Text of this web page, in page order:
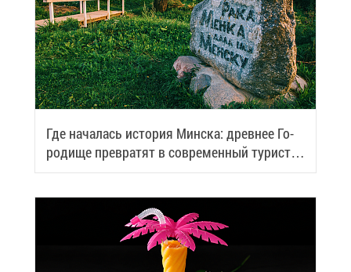
Где на­ча­лась ис­то­рия Мин­ска: древ­нее Го­
ро­ди­ще пре­вра­тят в со­вре­мен­ный ту­ри­сти­
че­ский центр